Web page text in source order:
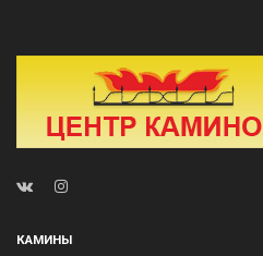
КАМИНЫ